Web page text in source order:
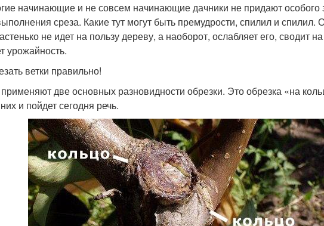
начинающие и не совсем начинающие дачники не придают особого
среза. Какие тут могут быть премудрости, спилил и
не идет на пользу дереву, а наоборот, ослабляет его, сводит
урожайность.
ветки правильно!
две основных разновидности обрезки. Это обрезка «на
и пойдет сегодня речь.